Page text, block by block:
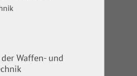
Waffen- und